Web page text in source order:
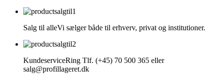
Salg til alleVi sælger både til erhverv, privat og institutioner.
KundeserviceRing Tlf. (+45) 70 500 365 eller
salg@profillageret.dk